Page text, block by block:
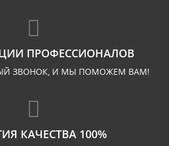
ПРОФЕССИОНАЛОВ
ЗВОНОК, И МЫ ПОМОЖЕМ ВАМ!
КАЧЕСТВА 100%